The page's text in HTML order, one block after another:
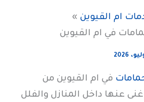
ام القيوين
في ام القيوين
في ام القيوين من
عنها داخل المنازل والفلل